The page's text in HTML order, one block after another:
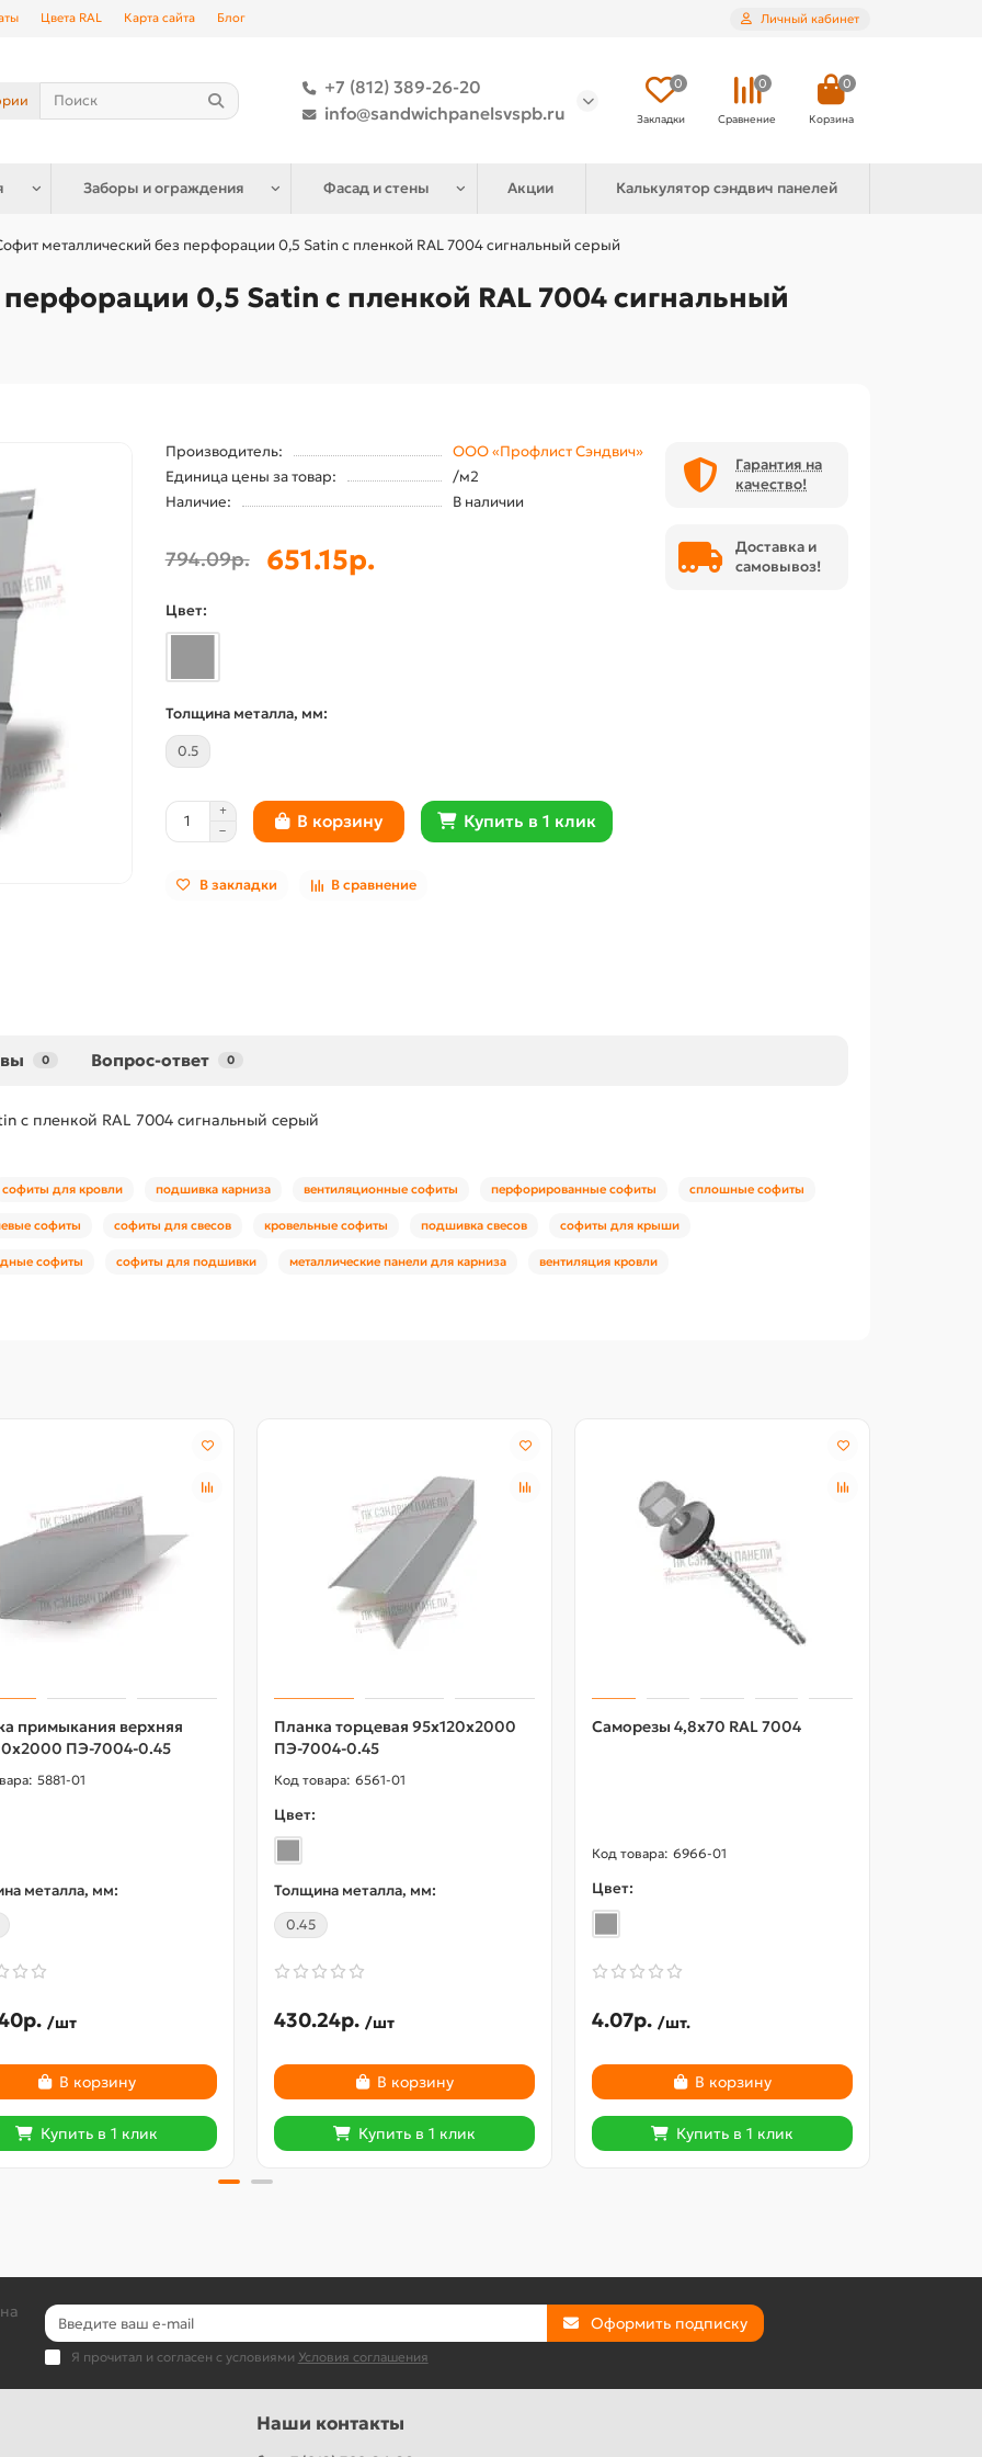
Цвета RAL Карта сайта Блог Личный кабинет
+7 (812) 389-26-20
info@sandwichpanelsvspb.ru
0
Закладки
0
Сравнение
0
Корзина
Заборы и ограждения Фасад и стены Акции Калькулятор сэндвич панелей
металлический без перфорации 0,5 Satin с пленкой RAL 7004 сигнальный серый
0,5 Satin с пленкой RAL 7004 сигнальный
Производитель:
ООО «Профлист Сэндвич»
Единица цены за товар:
/м2
Наличие:
В наличии
794.09р. 651.15р.
Цвет:
Толщина металла, мм:
0.5
В корзину Купить в 1 клик
В закладки В сравнение
Гарантия на
качество!
Доставка и
самовывоз!
0 Вопрос-ответ 0
с пленкой RAL 7004 сигнальный серый
софиты для кровли подшивка карниза вентиляционные софиты перфорированные софиты сплошные софиты
софиты софиты для свесов кровельные софиты подшивка свесов софиты для крыши
софиты софиты для подшивки металлические панели для карниза вентиляция кровли
примыкания верхняя
ПЭ-7004-0.45
5881-01
металла, мм:
/шт
В корзину
Купить в 1 клик
Планка торцевая 95х120х2000
ПЭ-7004-0.45
6561-01
Цвет:
Толщина металла, мм:
0.45
430.24р. /шт
В корзину
Купить в 1 клик
Саморезы 4,8х70 RAL 7004
6966-01
Цвет:
4.07р. /шт.
В корзину
Купить в 1 клик
Оформить подписку
Я прочитал и согласен с условиями Условия соглашения
Наши контакты